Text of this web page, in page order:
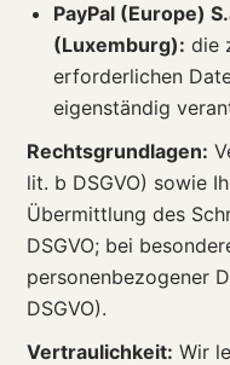
PayPal (Europe)
(Luxemburg): die
erforderlichen
eigenständig
Rechtsgrundlagen:
lit. b DSGVO) sowie
Übermittlung des
DSGVO; bei
personenbezogener
DSGVO).
Vertraulichkeit: Wir